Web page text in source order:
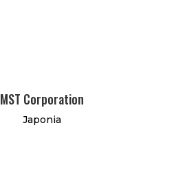
MST Corporation
Japonia